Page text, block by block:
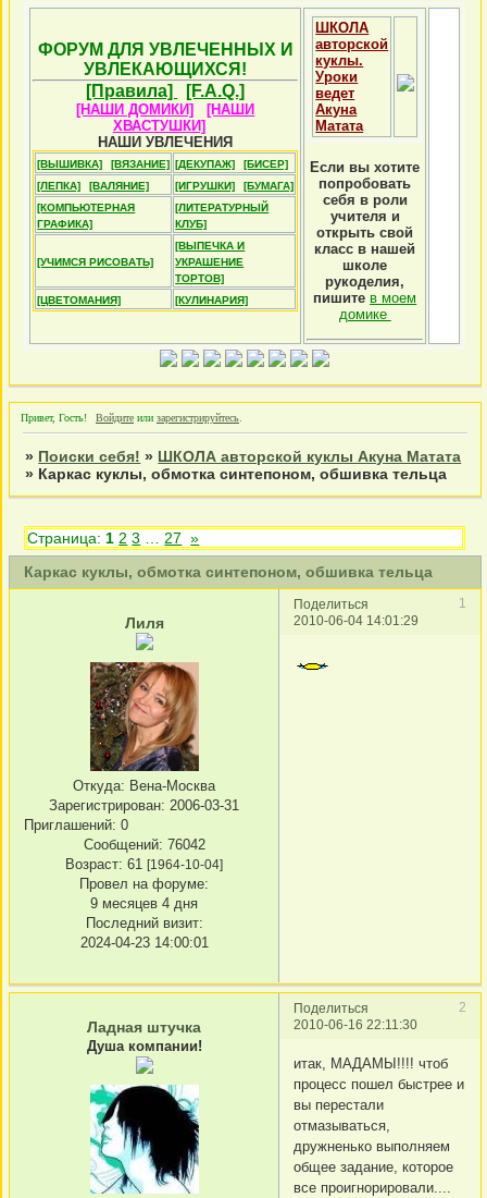
ФОРУМ ДЛЯ УВЛЕЧЕННЫХ И
УВЛЕКАЮЩИХСЯ!
[Правила]
[F.A.Q.]
[НАШИ ДОМИКИ]
[НАШИ
ХВАСТУШКИ]
НАШИ УВЛЕЧЕНИЯ
[ВЫШИВКА] [ВЯЗАНИЕ] [ДЕКУПАЖ]
[БИСЕР]
[ЛЕПКА]
[ВАЛЯНИЕ] [ИГРУШКИ]
[БУМАГА]
[КОМПЬЮТЕРНАЯ
ГРАФИКА]
[ЛИТЕРАТУРНЫЙ
КЛУБ]
[УЧИМСЯ РИСОВАТЬ]
[ВЫПЕЧКА И
УКРАШЕНИЕ
ТОРТОВ]
[ЦВЕТОМАНИЯ]
[КУЛИНАРИЯ]
ШКОЛА
авторской
куклы.
Уроки
ведет
Акуна
Матата
Если вы хотите
попробовать
себя в роли
учителя и
открыть свой
класс в нашей
школе
рукоделия,
пишите в моем
домике
Привет, Гость! Войдите или зарегистрируйтесь
» Поиски себя! » ШКОЛА авторской куклы Акуна Матата
» Каркас куклы, обмотка синтепоном, обшивка тельца
Каркас куклы, обмотка синтепоном, обшивка тельца
Страница: 1 2 3 27 »
Поделиться
1
2010-06-04 14:01:29
Лиля
Откуда: Вена-Москва
Зарегистрирован: 2006-03-31
Приглашений: 0
Сообщений: 76042
Возраст: 61 [1964-10-04]
Провел на форуме:
9 месяцев 4 дня
Последний визит:
2024-04-23 14:00:01
Поделиться
2
2010-06-16 22:11:30
Ладная штучка
Душа компании!
итак, МАДАМЫ!!!! чтоб
процесс пошел быстрее и
вы перестали
отмазываться,
дружненько выполняем
общее задание, которое
все проигнорировали....